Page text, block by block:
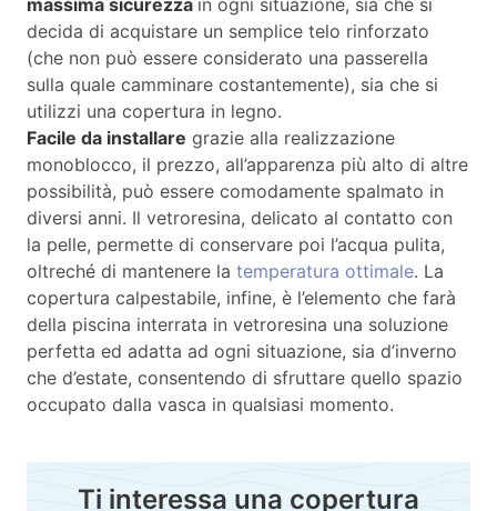
massima sicurezza in ogni situazione, sia che si
decida di acquistare un semplice telo rinforzato
(che non può essere considerato una passerella
sulla quale camminare costantemente), sia che si
utilizzi una copertura in legno.
Facile da installare grazie alla realizzazione
monoblocco, il prezzo, all’apparenza più alto di altre
possibilità, può essere comodamente spalmato in
diversi anni. Il vetroresina, delicato al contatto con
la pelle, permette di conservare poi l’acqua pulita,
oltreché di mantenere la temperatura ottimale. La
copertura calpestabile, infine, è l’elemento che farà
della piscina interrata in vetroresina una soluzione
perfetta ed adatta ad ogni situazione, sia d’inverno
che d’estate, consentendo di sfruttare quello spazio
occupato dalla vasca in qualsiasi momento.
Ti interessa una copertura